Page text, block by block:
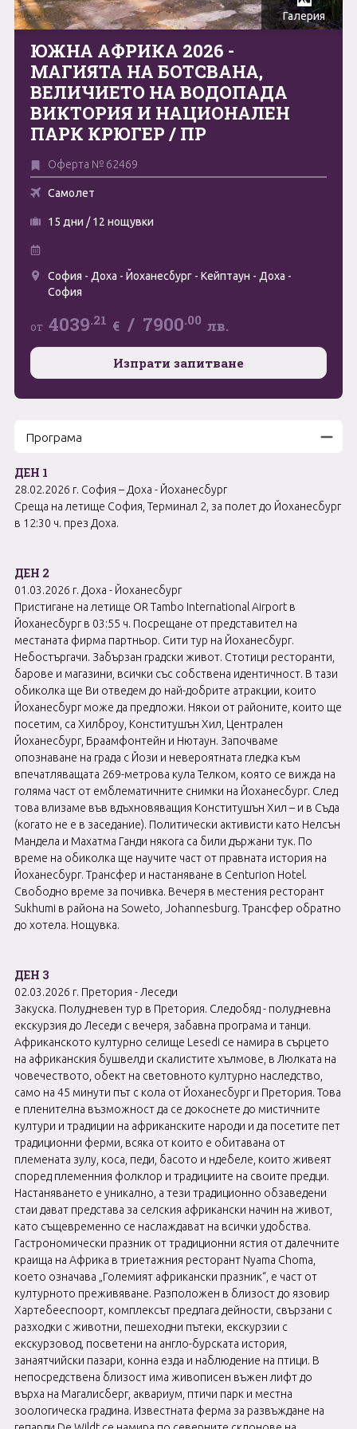
Май
Юни
Юли
Август
Септември
Октомври
Ноември
Декември
Свържете се с нас
ЮЖНА АФРИКА 2026 -
МАГИЯТА НА БОТСВАНА,
ВЕЛИЧИЕТО НА ВОДОПАДА
ВИКТОРИЯ И НАЦИОНАЛЕН
ПАРК КРЮГЕР / ПР
Оферта № 62469
Самолет
15 дни / 12 нощувки
София - Доха - Йоханесбург - Кейптаун - Доха -
София
от 4039.21 € / 7900.00 лв.
Изпрати запитване
Галерия
Програма
ДЕН 1
28.02.2026 г. София – Доха - Йоханесбург
Среща на летище София, Терминал 2, за полет до Йоханесбург
в 12:30 ч. през Доха.
ДЕН 2
01.03.2026 г. Доха - Йоханесбург
Пристигане на летище OR Tambo International Airport в
Йоханесбург в 03:55 ч. Посрещане от представител на
местаната фирма партньор. Сити тур на Йоханесбург.
Небостъргачи. Забързан градски живот. Стотици ресторанти,
барове и магазини, всички със собствена идентичност. В тази
обиколка ще Ви отведем до най-добрите атракции, които
Йоханесбург може да предложи. Някои от районите, които ще
посетим, са Хилброу, Конститушън Хил, Централен
Йоханесбург, Браамфонтейн и Нютаун. Започваме
опознаване на града с Йози и невероятната гледка към
впечатляващата 269-метрова кула Телком, която се вижда на
голяма част от емблематичните снимки на Йоханесбург. След
това влизаме във вдъхновяващия Конститушън Хил – и в Съда
(когато не е в заседание). Политически активисти като Нелсън
Мандела и Махатма Ганди някога са били държани тук. По
време на обиколка ще научите част от правната история на
Йоханесбург. Трансфер и настаняване в Centurion Hotel.
Свободно време за почивка. Вечеря в местения ресторант
Sukhumi в района на Soweto, Johannesburg. Трансфер обратно
до хотела. Нощувка.
ДЕН 3
02.03.2026 г. Претория - Леседи
Закуска. Полудневен тур в Претория. Следобяд - полудневна
екскурзия до Леседи с вечеря, забавна програма и танци.
Африканското културно селище Lesedi се намира в сърцето
на африканския бушвелд и скалистите хълмове, в Люлката на
човечеството, обект на световното културно наследство,
само на 45 минути път с кола от Йоханесбург и Претория. Това
е пленителна възможност да се докоснете до мистичните
култури и традиции на африканските народи и да посетите пет
традиционни ферми, всяка от които е обитавана от
племената зулу, коса, педи, басото и ндебеле, които живеят
според племенния фолклор и традициите на своите предци.
Настаняването е уникално, а тези традиционно обзаведени
стаи дават представа за селския африкански начин на живот,
като същевременно се наслаждават на всички удобства.
Гастрономически празник от традиционни ястия от далечните
краища на Африка в триетажния ресторант Nyama Choma,
което означава „Големият африкански празник“, е част от
културното преживяване. Разположен в близост до язовир
Хартебееспоорт, комплексът предлага дейности, свързани с
разходки с животни, пешеходни пътеки, екскурзии с
екскурзовод, посветени на англо-бурската история,
занаятчийски пазари, конна езда и наблюдение на птици. В
непосредствена близост има живописен въжен лифт до
върха на Магалисберг, аквариум, птичи парк и местна
зоологическа градина. Известната ферма за развъждане на